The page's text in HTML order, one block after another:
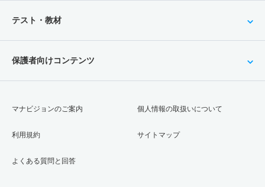
テスト・教材
保護者向けコンテンツ
マナビジョンのご案内
利用規約
よくある質問と回答
個人情報の取扱いについて
サイトマップ